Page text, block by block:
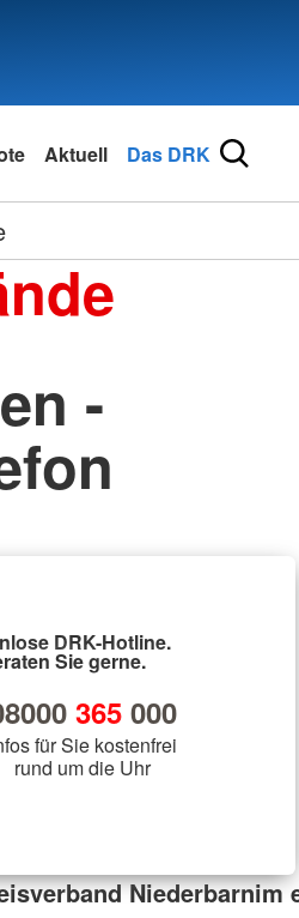
Aktuell Das DRK
-
DRK-Hotline.
Sie gerne.
365000
für Sie kostenfrei
rund um die Uhr
Niederbarnim